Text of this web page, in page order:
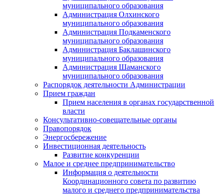
муниципального образования
Администрация Олхинского
муниципального образования
Администрация Подкаменского
муниципального образования
Администрация Баклашинского
муниципального образования
Администрация Шаманского
муниципального образования
Распорядок деятельности Администрации
Прием граждан
Прием населения в органах государственной
власти
Консультативно-совещательные органы
Правопорядок
Энергосбережение
Инвестиционная деятельность
Развитие конкуренции
Малое и среднее предпринимательство
Информация о деятельности
Координационного совета по развитию
малого и среднего предпринимательства